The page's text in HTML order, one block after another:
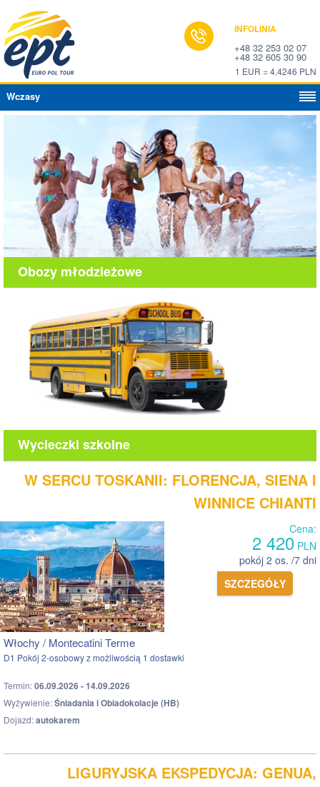
INFOLINIA
+48 32 253 02 07
+48 32 605 30 90
1 EUR = 4,4246 PLN
Wczasy
Obozy młodzieżowe
Wycieczki szkolne
W SERCU TOSKANII: FLORENCJA, SIENA I
WINNICE CHIANTI
Cena:
2 420 PLN
pokój 2 os. /7 dni
SZCZEGÓŁY
Włochy / Montecatini Terme
D1 Pokój 2-osobowy z możliwością 1 dostawki
Termin:06.09.2026 - 14.09.2026
Wyżywienie:Śniadania i Obiadokolacje (HB)
Dojazd:autokarem
LIGURYJSKA EKSPEDYCJA: GENUA,